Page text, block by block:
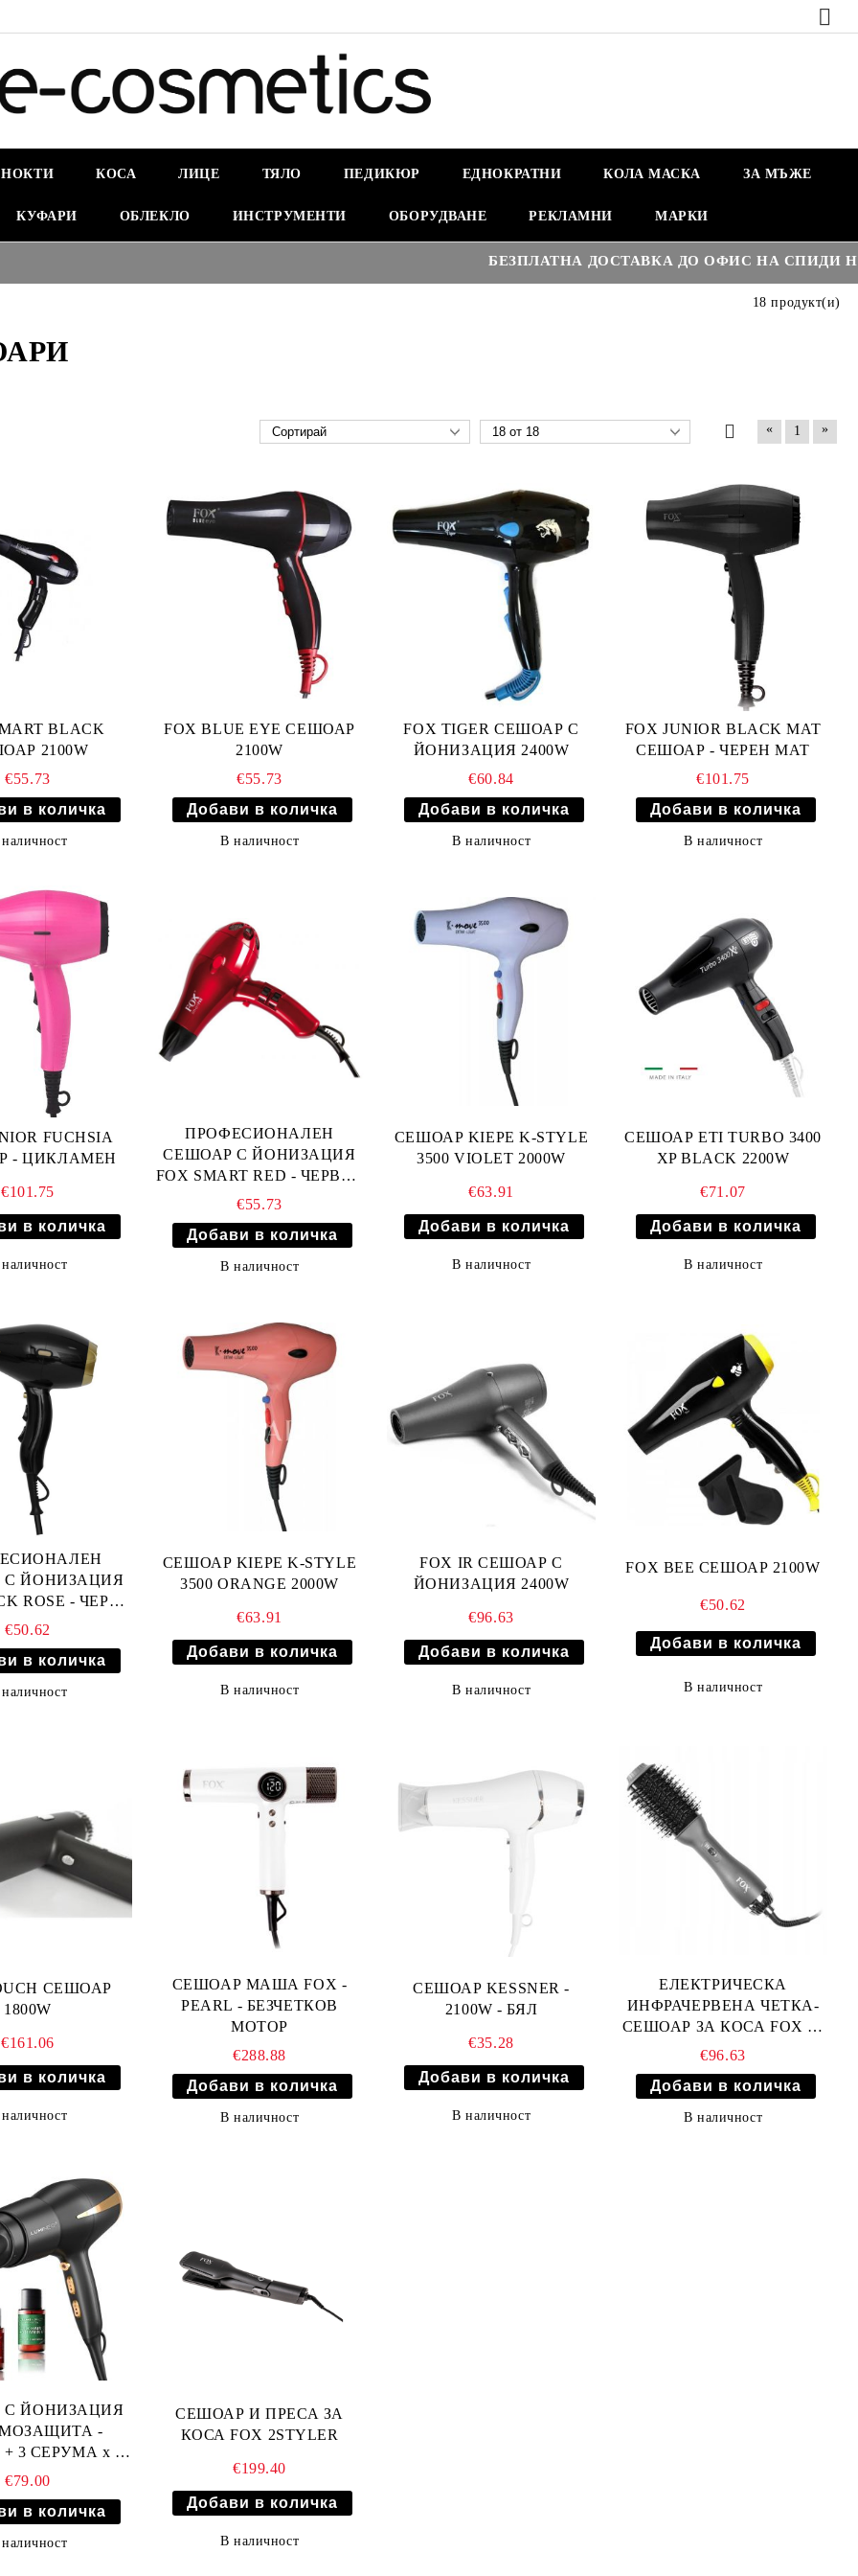
НОКТИ КОСА ЛИЦЕ ТЯЛО ПЕДИКЮР ЕДНОКРАТНИ КОЛА МАСКА ЗА МЪЖЕ
КУФАРИ ОБЛЕКЛО ИНСТРУМЕНТИ ОБОРУДВАНЕ РЕКЛАМНИ МАРКИ
БЕЗПЛАТНА ДОСТАВКА ДО ОФИС НА СПИДИ НАД :
18 продукт(и)
« 1 »
BLACK
2100W
€55.73
FOX BLUE EYE СЕШОАР
2100W
€55.73
В наличност
FOX TIGER СЕШОАР С
ЙОНИЗАЦИЯ 2400W
€60.84
В наличност
FOX JUNIOR BLACK MAT
СЕШОАР - ЧЕРЕН МАТ
€101.75
В наличност
FUCHSIA
- ЦИКЛАМЕН
€101.75
ПРОФЕСИОНАЛЕН
СЕШОАР С ЙОНИЗАЦИЯ
FOX SMART RED - ЧЕРВЕН
2100W
€55.73
В наличност
СЕШОАР KIEPE K-STYLE
3500 VIOLET 2000W
€63.91
В наличност
СЕШОАР ETI TURBO 3400
XP BLACK 2200W
€71.07
В наличност
С ЙОНИЗАЦИЯ
ROSE - ЧЕРЕН
2100W
€50.62
СЕШОАР KIEPE K-STYLE
3500 ORANGE 2000W
€63.91
В наличност
FOX IR СЕШОАР С
ЙОНИЗАЦИЯ 2400W
€96.63
В наличност
FOX BEE СЕШОАР 2100W
€50.62
В наличност
СЕШОАР
1800W
€161.06
СЕШОАР МАША FOX -
PEARL - БЕЗЧЕТКОВ
МОТОР
€288.88
В наличност
СЕШОАР KESSNER -
2100W - БЯЛ
€35.28
В наличност
ЕЛЕКТРИЧЕСКА
ИНФРАЧЕРВЕНА ЧЕТКА-
СЕШОАР ЗА КОСА FOX IR
- 1100W
€96.63
В наличност
С ЙОНИЗАЦИЯ
-
+ 3 СЕРУМА x 20
мл
€79.00
СЕШОАР И ПРЕСА ЗА
КОСА FOX 2STYLER
€199.40
В наличност